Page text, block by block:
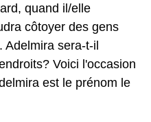
quand il/elle
côtoyer des gens
sera-t-il
Voici l'occasion
est le prénom le